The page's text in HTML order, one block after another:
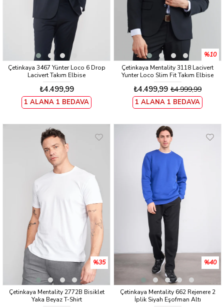
Çetinkaya 3467 Yünter Loco 6 Drop
Lacivert Takım Elbise
₺4.499,99
1 ALANA 1 BEDAVA
Çetinkaya Mentality 3118 Lacivert
Yunter Loco Slim Fit Takım Elbise
₺4.499,99 ₺4.999,99
1 ALANA 1 BEDAVA
%10
Çetinkaya Mentality 2772B Bisiklet
Yaka Beyaz T-Shirt
%35
Çetinkaya Mentality 662 Rejenere 2
İplik Siyah Eşofman Altı
%40